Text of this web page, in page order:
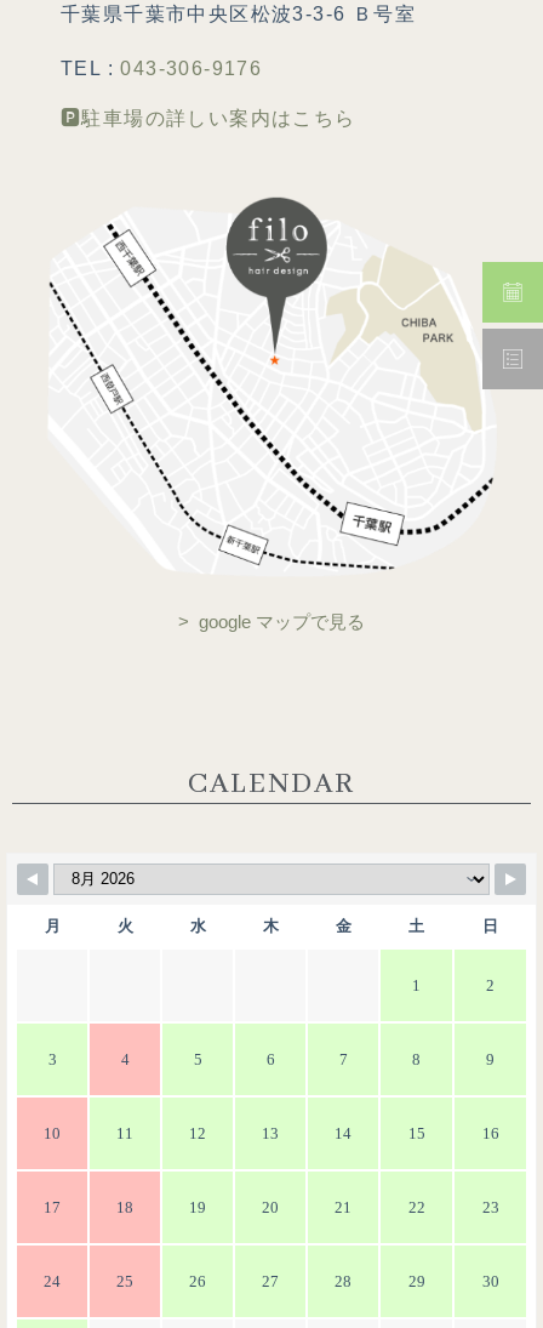
千葉県千葉市中央区松波3-3-6 Ｂ号室
TEL :043-306-9176
🅿️駐車場の詳しい案内はこちら
> google マップで見る
CALENDAR
月 火 水 木 金 土 日
1 2
3 4 5 6 7 8 9
10 11 12 13 14 15 16
17 18 19 20 21 22 23
24 25 26 27 28 29 30